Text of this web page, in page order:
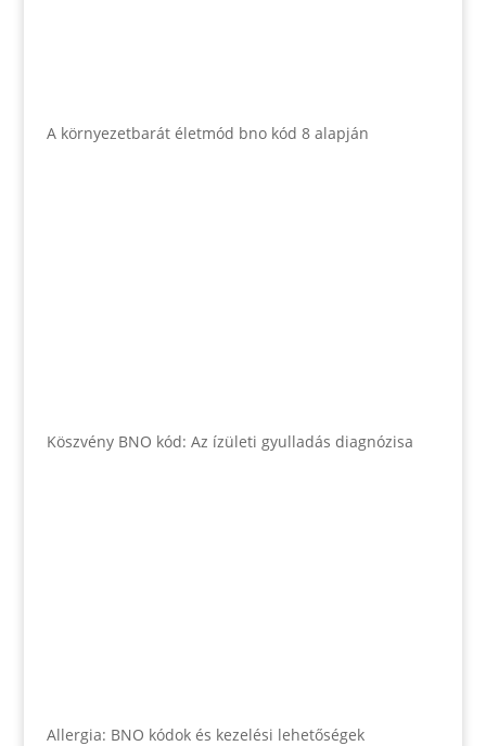
A környezetbarát életmód bno kód 8 alapján
Köszvény BNO kód: Az ízületi gyulladás diagnózisa
Allergia: BNO kódok és kezelési lehetőségek